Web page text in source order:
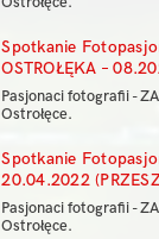
Spotkanie
OSTROŁĘKA –
Pasjonaci fotografii -
Ostrołęce.
Spotkanie
20.04.2022
Pasjonaci fotografii -
Ostrołęce.